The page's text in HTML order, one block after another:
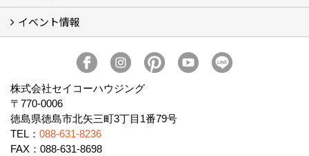
会社概要
アクセス
スタッフ紹介
家づくりコラム
消費者志向自主宣言
ZEHビルダー2025年度実績報告書
SDGs宣言
リクルート
プライバシーポリシー
ご紹介キャンペーン
イベント情報
イベント予告
イベント報告
株式会社セイコーハウジング
〒770-0006
徳島県徳島市北矢三町3丁目1番79号
TEL： 088-631-8236
FAX：088-631-8698